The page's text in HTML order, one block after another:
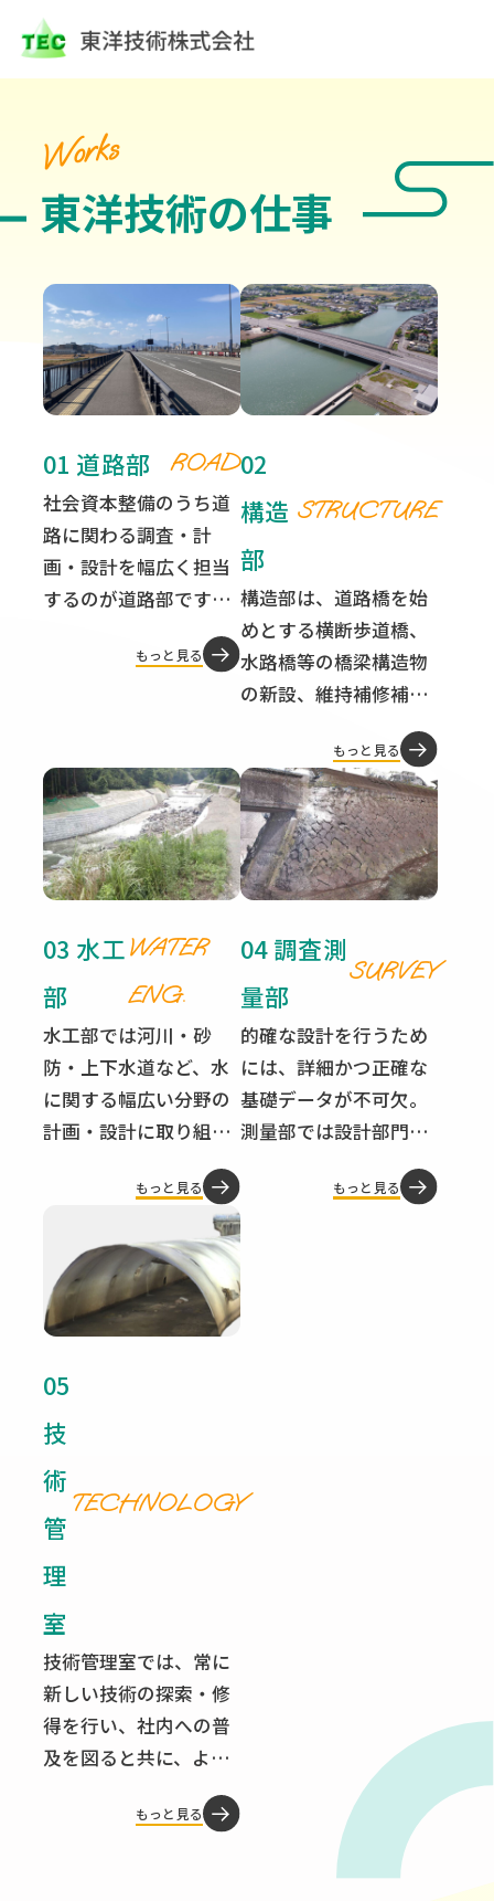
Works
東洋技術の仕事
01 道路部 ROAD
社会資本整備のうち道
路に関わる調査・計
画・設計を幅広く担当
するのが道路部です。
道路は地域を結び経済
を支える重要なインフ
全・安心・快適等、多
様な役割を求められる
道路整備について様々
な分野の技術を結集し
ことなく、コンサルタ
ントとしての提案を行
い、利用者の立場に立
った計画を目指して行
きます。
もっと見る
02
構造
部
STRUCTURE
構造部は、道路橋を始
めとする横断歩道橋、
水路橋等の橋梁構造物
の新設、維持補修補強
に関する計画・設計を
行っております。 近年
のコスト縮減、新技
術・新工法の採用、耐
震機能の強化等の橋梁
に対する課題へ、柔軟
め、常に個々の技術力
ならびにチームワーク
の向上を図り、事業主
体のよりよきパートナ
ーを心掛けています｡
また、良質で耐久性に
優れた構造物を計画す
ることで、住み良い地
域環境の構築に寄与で
きればと考えていま
す。
もっと見る
03 水工
部
WATER
ENG.
水工部では河川・砂
防・上下水道など、水
に関する幅広い分野の
計画・設計に取り組ん
でいます。河川の治水
利水計画及び築堤護
岸・樋門樋管をはじめ
とする河川構造物の設
計、また砂防施設・上
下水道施設の設計など
す。 私たちの生命・財
産を脅かす水。私たち
の生活に欠くことので
きない水。川がもたら
す自然の偉大さを受け
止め、自然環境と都市
環境の調和を目指した
計画・設計を通じて、
今後も地域の社会資本
整備に貢献して行きた
いと考えています。
もっと見る
04 調査測
量部
SURVEY
的確な設計を行うため
には、詳細かつ正確な
基礎データが不可欠。
測量部では設計部門と
綿密な連携プレーを図
りながら、道路や河
川、宅地など地上測量
全般を受け持っていま
す。 基準点測量に始ま
って、路線測量、河川
もっと見る
05
技
術
管
理
室
TECHNOLOGY
技術管理室では、常に
新しい技術の探索・修
得を行い、社内への普
及を図ると共に、より
顧客満足度の高い成果
の提供を目指して、業
もっと見る